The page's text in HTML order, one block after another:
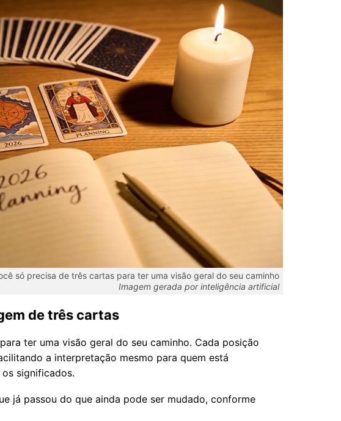
só precisa de três cartas para ter uma visão geral do seu caminho
Imagem gerada por inteligência artificial
de três cartas
ter uma visão geral do seu caminho. Cada posição
a interpretação mesmo para quem está
significados.
já passou do que ainda pode ser mudado, conforme